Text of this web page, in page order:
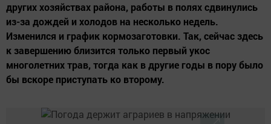
других хозяйствах района, работы в полях сдвинулись
из-за дождей и холодов на несколько недель.
Изменился и график кормозаготовки. Так, сейчас здесь
к завершению близится только первый укос
многолетних трав, тогда как в другие годы в пору было
бы вскоре приступать ко второму.